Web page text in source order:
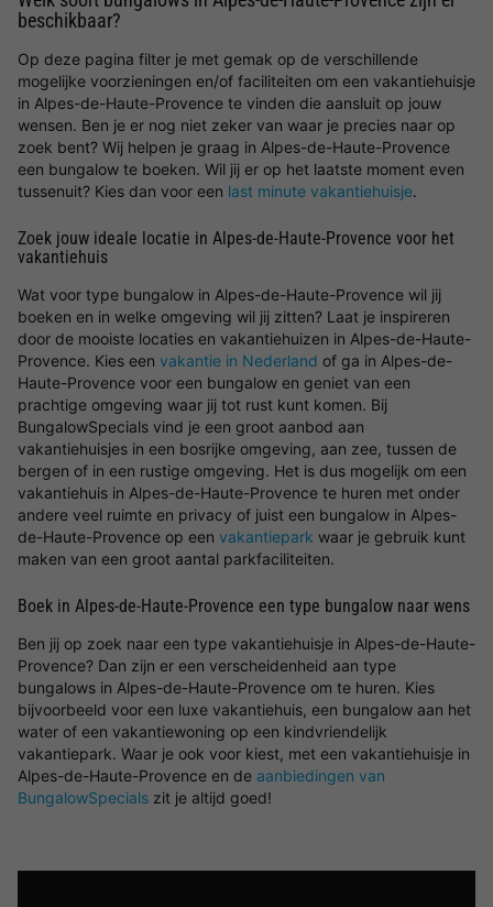
beschikbaar?
Op deze pagina filter je met gemak op de verschillende
mogelijke voorzieningen en/of faciliteiten om een vakantiehuisje
in Alpes-de-Haute-Provence te vinden die aansluit op jouw
wensen. Ben je er nog niet zeker van waar je precies naar op
zoek bent? Wij helpen je graag in Alpes-de-Haute-Provence
een bungalow te boeken. Wil jij er op het laatste moment even
tussenuit? Kies dan voor een last minute vakantiehuisje.
Zoek jouw ideale locatie in Alpes-de-Haute-Provence voor het
vakantiehuis
Wat voor type bungalow in Alpes-de-Haute-Provence wil jij
boeken en in welke omgeving wil jij zitten? Laat je inspireren
door de mooiste locaties en vakantiehuizen in Alpes-de-Haute-
Provence. Kies een vakantie in Nederland of ga in Alpes-de-
Haute-Provence voor een bungalow en geniet van een
prachtige omgeving waar jij tot rust kunt komen. Bij
BungalowSpecials vind je een groot aanbod aan
vakantiehuisjes in een bosrijke omgeving, aan zee, tussen de
bergen of in een rustige omgeving. Het is dus mogelijk om een
vakantiehuis in Alpes-de-Haute-Provence te huren met onder
andere veel ruimte en privacy of juist een bungalow in Alpes-
de-Haute-Provence op een vakantiepark waar je gebruik kunt
maken van een groot aantal parkfaciliteiten.
Boek in Alpes-de-Haute-Provence een type bungalow naar wens
Ben jij op zoek naar een type vakantiehuisje in Alpes-de-Haute-
Provence? Dan zijn er een verscheidenheid aan type
bungalows in Alpes-de-Haute-Provence om te huren. Kies
bijvoorbeeld voor een luxe vakantiehuis, een bungalow aan het
water of een vakantiewoning op een kindvriendelijk
vakantiepark. Waar je ook voor kiest, met een vakantiehuisje in
Alpes-de-Haute-Provence en de aanbiedingen van
BungalowSpecials zit je altijd goed!